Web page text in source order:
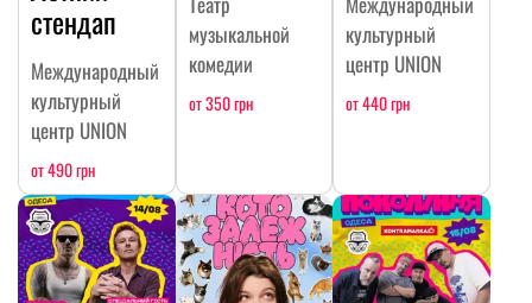
стендап
Международный
культурный
центр UNION
от 490 грн
музыкальной
комедии
от 350 грн
культурный
центр UNION
от 440 грн